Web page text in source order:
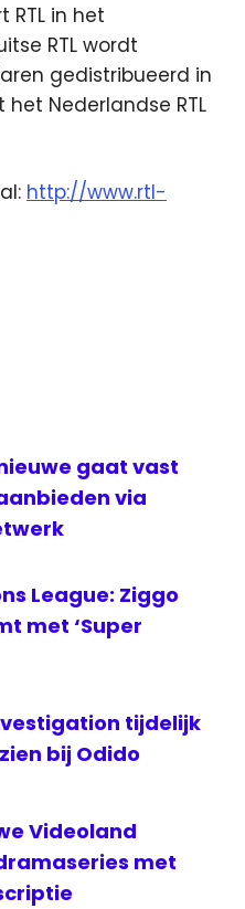
RTL in het
RTL wordt
gedistribueerd in
Nederlandse RTL
http://www.rtl-
gaat vast
via
League: Ziggo
met ‘Super
tijdelijk
bij Odido
Videoland
met